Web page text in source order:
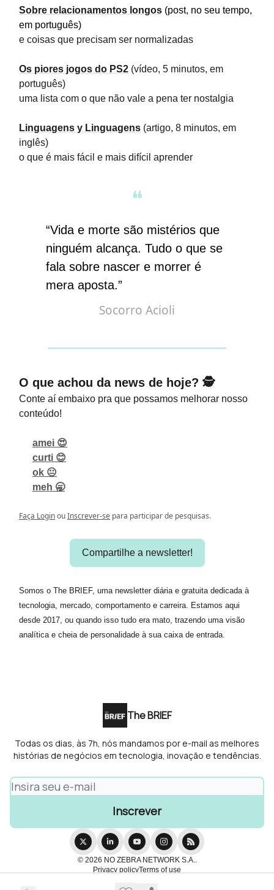
Sobre relacionamentos longos (post, no seu tempo,
em português)
e coisas que precisam ser normalizadas
Os piores jogos do PS2 (vídeo, 5 minutos, em
português)
uma lista com o que não vale a pena ter nostalgia
Linguagens y Linguagens (artigo, 8 minutos, em
inglês)
o que é mais fácil e mais difícil aprender
❝
“⁠Vida e morte são mistérios que
ninguém alcança. Tudo o que se
fala sobre nascer e morrer é
mera aposta.”
Socorro Acioli
O que achou da news de hoje? 🕵️
Conte aí embaixo pra que possamos melhorar nosso
conteúdo!
amei 😍
curti 😊
ok 😐
meh 🥱
Faça LoginouInscrever-se para participar de pesquisas.
Compartilhe a newsletter!
Somos o The BRIEF, uma newsletter diária e gratuita dedicada à
tecnologia, mercado, comportamento e carreira. Estamos aqui
desde 2017, ou quando isso tudo era mato, trazendo uma visão
analítica e cheia de personalidade à sua caixa de entrada.
The BRIEF
Todas os dias, às 7h, nós mandamos por e-mail as melhores
histórias de negócios em tecnologia, inovação e tendências.
© 2026 NO ZEBRA NETWORK S.A..
Privacy policyTerms of use
Powered by beehiiv